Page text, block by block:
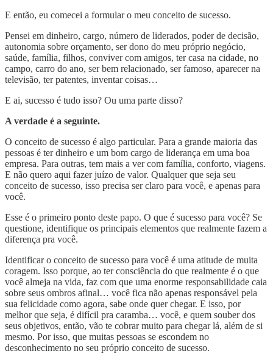
E então, eu comecei a formular o meu conceito de sucesso.
Pensei em dinheiro, cargo, número de liderados, poder de decisão,
autonomia sobre orçamento, ser dono do meu próprio negócio,
saúde, família, filhos, conviver com amigos, ter casa na cidade, no
campo, carro do ano, ser bem relacionado, ser famoso, aparecer na
televisão, ter patentes, inventar coisas…
E ai, sucesso é tudo isso? Ou uma parte disso?
A verdade é a seguinte.
O conceito de sucesso é algo particular. Para a grande maioria das
pessoas é ter dinheiro e um bom cargo de liderança em uma boa
empresa. Para outras, tem mais a ver com família, conforto, viagens.
E não quero aqui fazer juízo de valor. Qualquer que seja seu
conceito de sucesso, isso precisa ser claro para você, e apenas para
você.
Esse é o primeiro ponto deste papo. O que é sucesso para você? Se
questione, identifique os principais elementos que realmente fazem a
diferença pra você.
Identificar o conceito de sucesso para você é uma atitude de muita
coragem. Isso porque, ao ter consciência do que realmente é o que
você almeja na vida, faz com que uma enorme responsabilidade caia
sobre seus ombros afinal… você fica não apenas responsável pela
sua felicidade como agora, sabe onde quer chegar. E isso, por
melhor que seja, é difícil pra caramba… você, e quem souber dos
seus objetivos, então, vão te cobrar muito para chegar lá, além de si
mesmo. Por isso, que muitas pessoas se escondem no
desconhecimento no seu próprio conceito de sucesso.